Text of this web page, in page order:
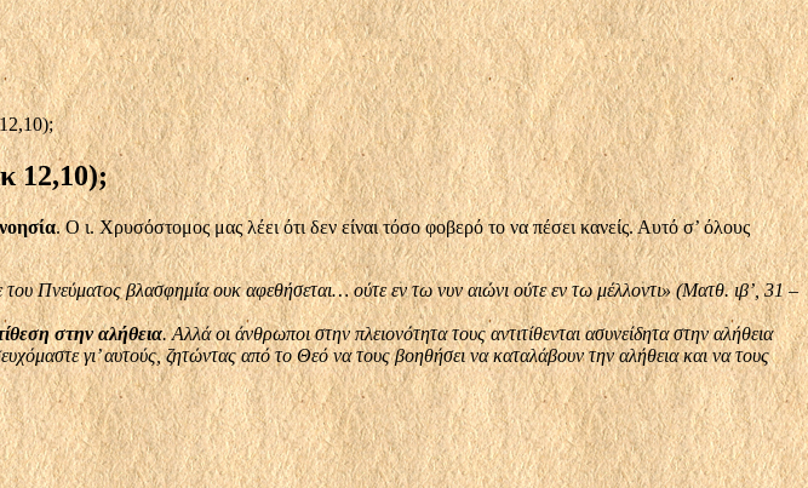
12,10);
. Ο ι. Χρυσόστομος μας λέει ότι δεν είναι τόσο φοβερό το να πέσει κανείς. Αυτό σ’ όλους
Πνεύματος βλασφημία ουκ αφεθήσεται… ούτε εν τω νυν αιώνι ούτε εν τω μέλλοντι» (Ματθ. ιβ’, 31 –
στην αλήθεια. Αλλά οι άνθρωποι στην πλειονότητα τους αντιτίθενται ασυνείδητα στην αλήθεια
γι’ αυτούς, ζητώντας από το Θεό να τους βοηθήσει να καταλάβουν την αλήθεια και να τους